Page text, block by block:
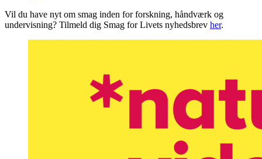
Vil du have nyt om smag inden for forskning, håndværk og
undervisning? Tilmeld dig Smag for Livets nyhedsbrev her.